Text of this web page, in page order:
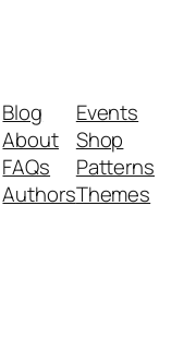
Blog
About
FAQs
Authors
Events
Shop
Patterns
Themes